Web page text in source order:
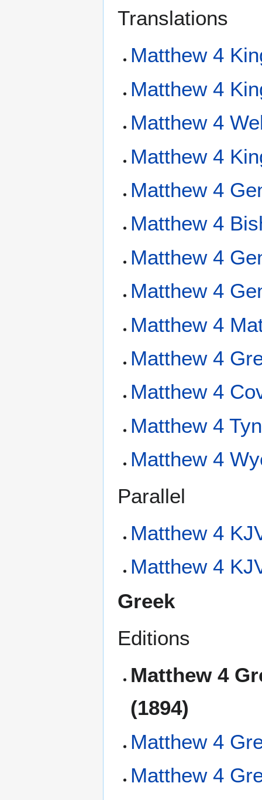
Translations
Matthew 4
Matthew 4
Matthew 4
Matthew 4
Matthew 4
Matthew 4
Matthew 4
Matthew 4
Matthew 4
Matthew 4
Matthew 4
Matthew 4
Matthew 4
Parallel
Matthew 4
Matthew 4
Greek
Editions
Matthew 4
(1894)
Matthew 4
Matthew 4